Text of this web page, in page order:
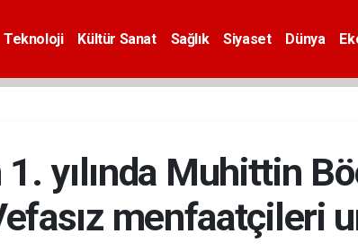
Teknoloji Kültür Sanat Sağlık Siyaset Dünya
yılında Muhittin
menfaatçileri